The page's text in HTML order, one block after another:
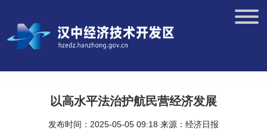
以高水平法治护航民营经济发展
发布时间：2025-05-05 09:18 来源：经济日报